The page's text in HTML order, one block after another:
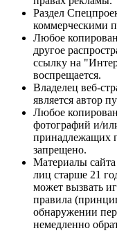
Раздел
коммерческими
Любое
другое
ссылку на
воспрещается.
Владелец веб-
является автор
Любое
фотографий и/
принадлежащих
запрещено.
Материалы сайта
лиц старше 21
может вызвать
правила
обнаружении
немедленно